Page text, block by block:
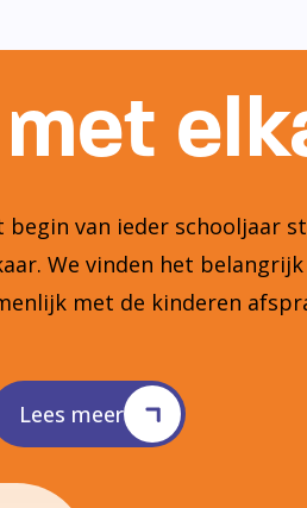
van ieder schooljaar
We vinden het
met de kinderen
Lees meer